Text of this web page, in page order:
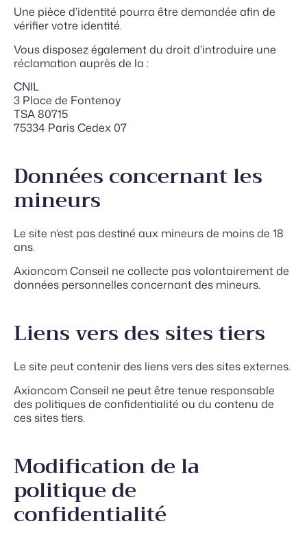
Une pièce d’identité pourra être demandée afin de
vérifier votre identité.
Vous disposez également du droit d’introduire une
réclamation auprès de la :
CNIL
3 Place de Fontenoy
TSA 80715
75334 Paris Cedex 07
Données concernant les
mineurs
Le site n’est pas destiné aux mineurs de moins de 18
ans.
Axioncom Conseil ne collecte pas volontairement de
données personnelles concernant des mineurs.
Liens vers des sites tiers
Le site peut contenir des liens vers des sites externes.
Axioncom Conseil ne peut être tenue responsable
des politiques de confidentialité ou du contenu de
ces sites tiers.
Modification de la
politique de
confidentialité